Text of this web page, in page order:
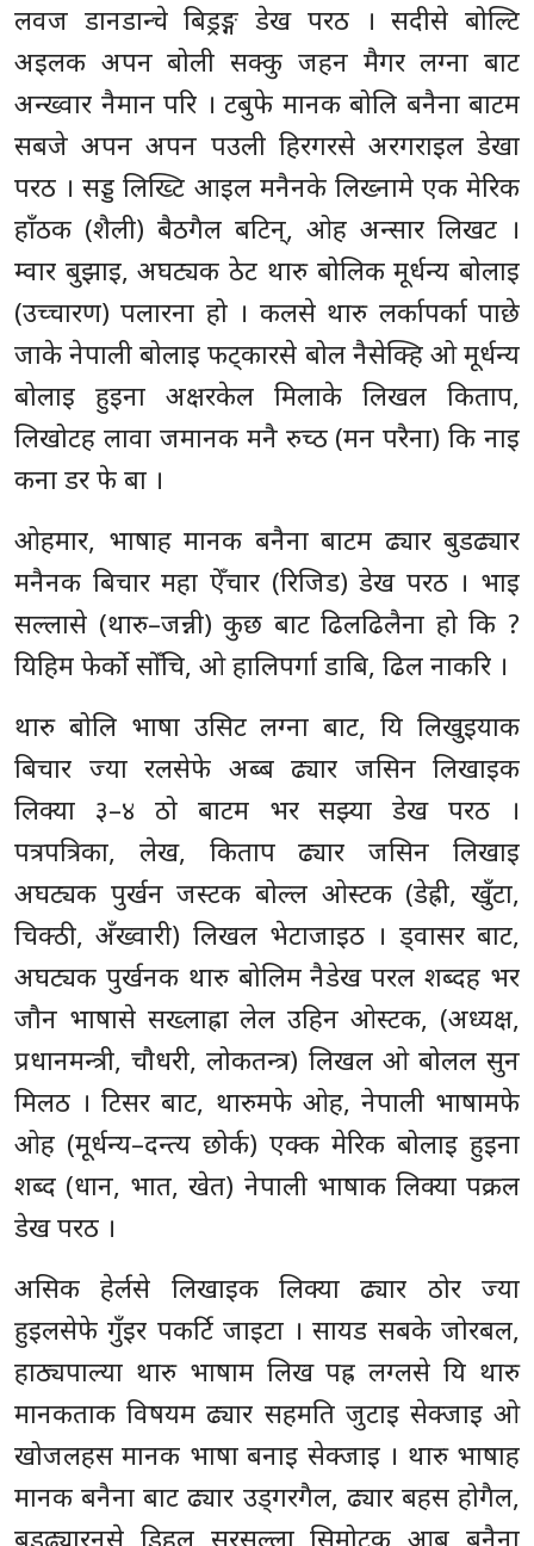
लवज डानडान्चे बिड्रङ्ग डेख परठ । सदीसे बोल्टि
अइलक अपन बोली सक्कु जहन मैगर लग्ना बाट
अन्ख्वार नैमान परि । टबुफे मानक बोलि बनैना बाटम
सबजे अपन अपन पउली हिरगरसे अरगराइल डेखा
परठ । सड्ड लिख्टि आइल मनैनके लिख्नामे एक मेरिक
हाँठक (शैली) बैठगैल बटिन्, ओह अन्सार लिखट ।
म्वार बुझाइ, अघट्यक ठेट थारु बोलिक मूर्धन्य बोलाइ
(उच्चारण) पलारना हो । कलसे थारु लर्कापर्का पाछे
जाके नेपाली बोलाइ फट्कारसे बोल नैसेक्हि ओ मूर्धन्य
बोलाइ हुइना अक्षरकेल मिलाके लिखल किताप,
लिखोटह लावा जमानक मनै रुच्ठ (मन परैना) कि नाइ
कना डर फे बा ।
ओहमार, भाषाह मानक बनैना बाटम ढ्यार बुडढ्यार
मनैनक बिचार महा ऐँचार (रिजिड) डेख परठ । भाइ
सल्लासे (थारु–जन्नी) कुछ बाट ढिलढिलैना हो कि ?
यिहिम फेर्को सोँचि, ओ हालिपर्गा डाबि, ढिल नाकरि ।
थारु बोलि भाषा उसिट लग्ना बाट, यि लिखुइयाक
बिचार ज्या रलसेफे अब्ब ढ्यार जसिन लिखाइक
लिक्या ३–४ ठो बाटम भर सझ्या डेख परठ ।
पत्रपत्रिका, लेख, किताप ढ्यार जसिन लिखाइ
अघट्यक पुर्खन जस्टक बोल्ल ओस्टक (डेह्री, खुँटा,
चिक्ठी, अँख्वारी) लिखल भेटाजाइठ । ड्वासर बाट,
अघट्यक पुर्खनक थारु बोलिम नैडेख परल शब्दह भर
जौन भाषासे सख्लाह्रा लेल उहिन ओस्टक, (अध्यक्ष,
प्रधानमन्त्री, चौधरी, लोकतन्त्र) लिखल ओ बोलल सुन
मिलठ । टिसर बाट, थारुमफे ओह, नेपाली भाषामफे
ओह (मूर्धन्य–दन्त्य छोर्क) एक्क मेरिक बोलाइ हुइना
शब्द (धान, भात, खेत) नेपाली भाषाक लिक्या पक्रल
डेख परठ ।
असिक हेर्लसे लिखाइक लिक्या ढ्यार ठोर ज्या
हुइलसेफे गुँइर पकर्टि जाइटा । सायड सबके जोरबल,
हाठ्यपाल्या थारु भाषाम लिख पह्र लग्लसे यि थारु
मानकताक विषयम ढ्यार सहमति जुटाइ सेक्जाइ ओ
खोजलहस मानक भाषा बनाइ सेक्जाइ । थारु भाषाह
मानक बनैना बाट ढ्यार उड्गरगैल, ढ्यार बहस होगैल,
बुडढ्यारनसे डिहल सरसल्ला सिमोट्क आब बनैना